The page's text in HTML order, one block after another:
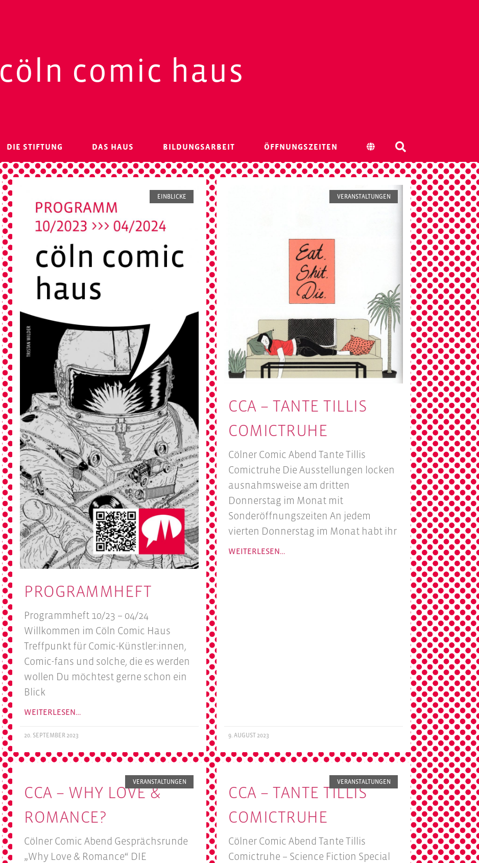
cöln comic haus
DIE STIFTUNG DAS HAUS BILDUNGSARBEIT ÖFFNUNGSZEITEN
EINBLICKE
PROGRAMMHEFT
Programmheft 10/23 – 04/24
Willkommen im Cöln Comic Haus
Treffpunkt für Comic-Künstler:innen,
Comic-fans und solche, die es werden
wollen Du möchtest gerne schon ein
Blick
WEITERLESEN…
20. SEPTEMBER 2023
VERANSTALTUNGEN
CCA – TANTE TILLIS
COMICTRUHE
Cölner Comic Abend Tante Tillis
Comictruhe Die Ausstellungen locken
ausnahmsweise am dritten
Donnerstag im Monat mit
Sonderöffnungszeiten An jedem
vierten Donnerstag im Monat habt ihr
WEITERLESEN…
9. AUGUST 2023
VERANSTALTUNGEN
CCA – WHY LOVE &
ROMANCE?
Cölner Comic Abend Gesprächsrunde
„Why Love & Romance“ DIE
VERANSTALTUNGEN
CCA – TANTE TILLIS
COMICTRUHE
Cölner Comic Abend Tante Tillis
Comictruhe – Science Fiction Special